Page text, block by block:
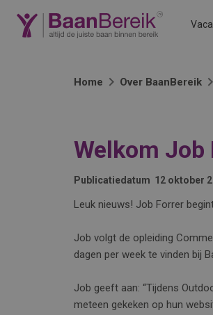
Home Over BaanBereik
Welkom Job
Publicatiedatum 12 oktober
Leuk nieuws! Job Forrer
Job volgt de opleiding
dagen per week te vinden bij
Job geeft aan: “Tijdens
meteen gekeken op hun